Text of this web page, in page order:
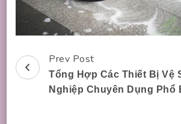
Post
Navigation
Prev Post
Tổng Hợp Các Thiết Bị Vệ
Nghiệp Chuyên Dụng Phổ